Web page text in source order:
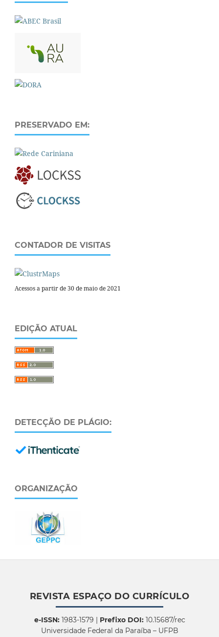
PRESERVADO EM:
CONTADOR DE VISITAS
Acessos a partir de 30 de maio de 2021
EDIÇÃO ATUAL
DETECÇÃO DE PLÁGIO:
ORGANIZAÇÃO
REVISTA ESPAÇO DO CURRÍCULO
e-ISSN:1983-1579 | Prefixo DOI:10.15687/rec
Universidade Federal da Paraíba – UFPB